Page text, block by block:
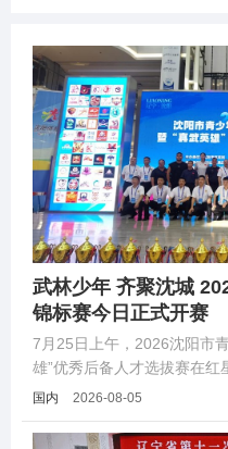
武林少年 齐聚沈城
锦标赛今日正式开赛
7月25日上午，2026沈阳市
雄”优秀后备人才选拔赛在红
国内 2026-08-05